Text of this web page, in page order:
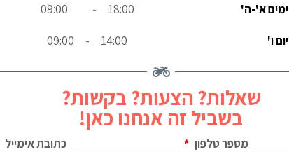
ימים א'-ה' 18:00
-
09:00
יום ו' 14:00
-
09:00
שאלות? הצעות? בקשות?
בשביל זה אנחנו כאן!
מספר טלפון כתובת אימייל